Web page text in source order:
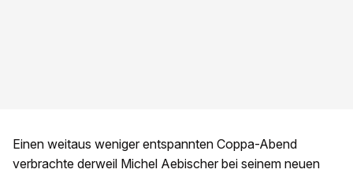
Einen weitaus weniger entspannten Coppa-Abend
verbrachte derweil Michel Aebischer bei seinem neuen